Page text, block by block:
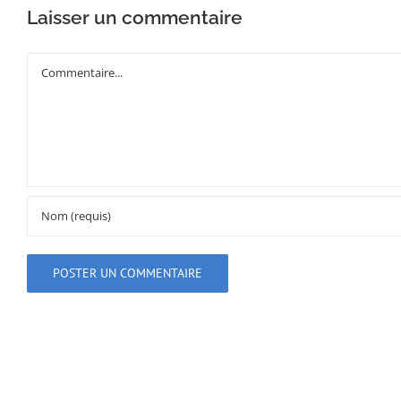
Laisser un commentaire
Commentaire